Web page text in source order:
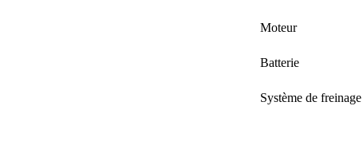
Moteur
Batterie
Système de freinage